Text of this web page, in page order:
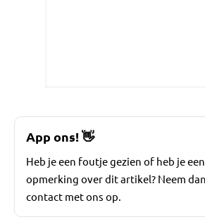
App ons! 👋
Heb je een foutje gezien of heb je een
opmerking over dit artikel? Neem dan
contact met ons op.